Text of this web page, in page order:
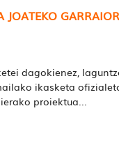
JOATEKO
dagokienez,
ikasketa
proiektua...